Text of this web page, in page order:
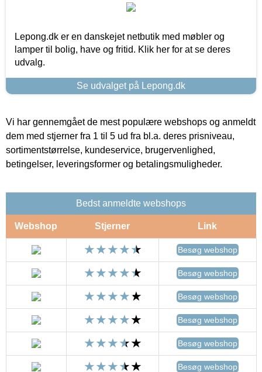
Lepong.dk er en danskejet netbutik med møbler og
lamper til bolig, have og fritid. Klik her for at se deres
udvalg.
Se udvalget på Lepong.dk
Vi har gennemgået de mest populære webshops og anmeldt
dem med stjerner fra 1 til 5 ud fra bl.a. deres prisniveau,
sortimentstørrelse, kundeservice, brugervenlighed,
betingelser, leveringsformer og betalingsmuligheder.
Bedst anmeldte webshops
Webshop Stjerner Link
Besøg webshop
Besøg webshop
Besøg webshop
Besøg webshop
Besøg webshop
Besøg webshop